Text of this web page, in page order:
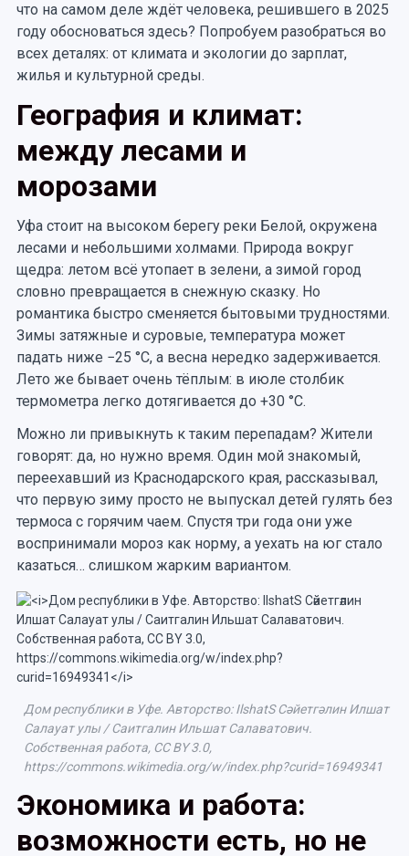
что на самом деле ждёт человека, решившего в 2025
году обосноваться здесь? Попробуем разобраться во
всех деталях: от климата и экологии до зарплат,
жилья и культурной среды.
География и климат:
между лесами и
морозами
Уфа стоит на высоком берегу реки Белой, окружена
лесами и небольшими холмами. Природа вокруг
щедра: летом всё утопает в зелени, а зимой город
словно превращается в снежную сказку. Но
романтика быстро сменяется бытовыми трудностями.
Зимы затяжные и суровые, температура может
падать ниже −25 °C, а весна нередко задерживается.
Лето же бывает очень тёплым: в июле столбик
термометра легко дотягивается до +30 °C.
Можно ли привыкнуть к таким перепадам? Жители
говорят: да, но нужно время. Один мой знакомый,
переехавший из Краснодарского края, рассказывал,
что первую зиму просто не выпускал детей гулять без
термоса с горячим чаем. Спустя три года они уже
воспринимали мороз как норму, а уехать на юг стало
казаться… слишком жарким вариантом.
Дом республики в Уфе. Авторство: IlshatS Сәйетгәлин Илшат
Салауат улы / Саитгалин Ильшат Салаватович.
Собственная работа, CC BY 3.0,
https://commons.wikimedia.org/w/index.php?curid=16949341
Экономика и работа:
возможности есть, но не